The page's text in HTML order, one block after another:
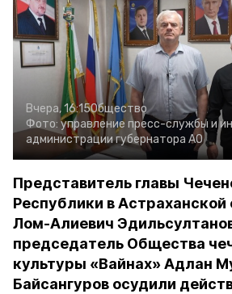
Вчера, 16:15Общество
Фото: управление пресс-службы и
администрации губернатора АО
Представитель главы
Республики в
Лом-Алиевич
председатель Общества
культуры «Вайнах» Адлан
Байсангуров осудили